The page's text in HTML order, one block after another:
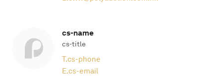
cs-name
cs-title
T.cs-phone
E.cs-email